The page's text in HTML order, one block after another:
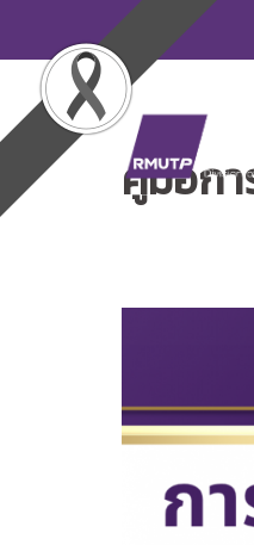
content
คู่มือก